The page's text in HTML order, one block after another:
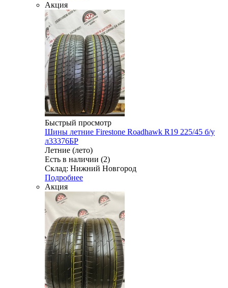
Акция
Быстрый просмотр
Шины летние Firestone Roadhawk R19 225/45 б/у
л33376БР
Летние (лето)
Есть в наличии (2)
Склад: Нижний Новгород
Подробнее
Акция